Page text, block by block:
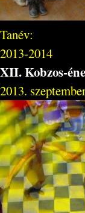
Tanév:
2013-2014
XII. Kobzos-
2013.